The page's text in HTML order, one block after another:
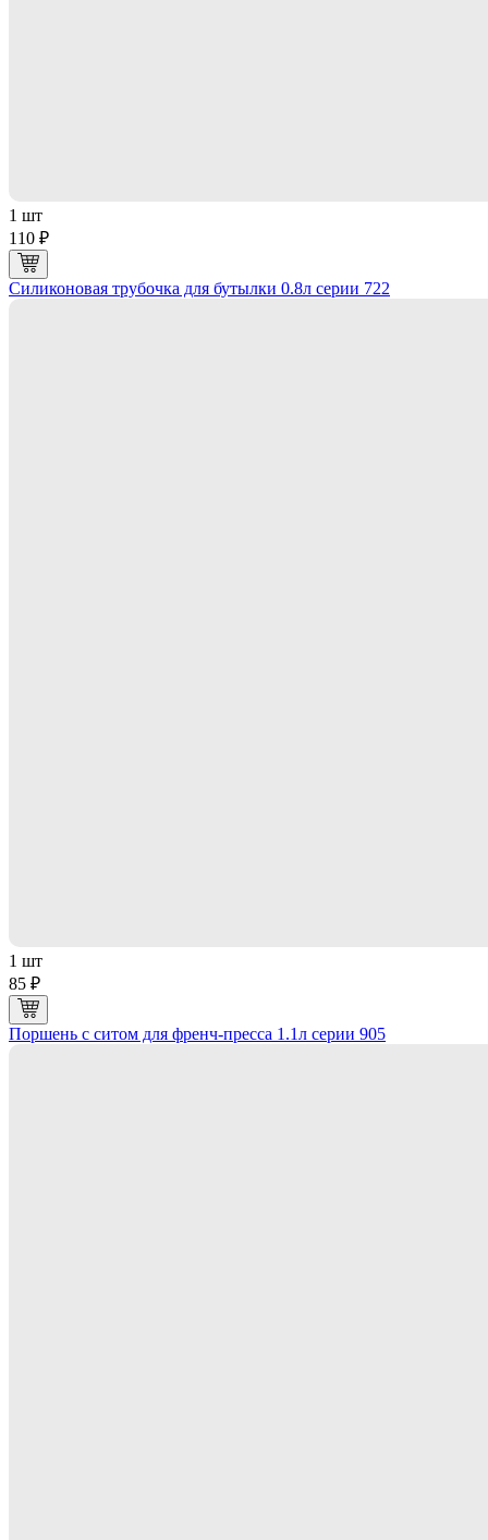
1 шт
110 ₽
Силиконовая трубочка для бутылки 0.8л серии 722
1 шт
85 ₽
Поршень с ситом для френч-пресса 1.1л серии 905